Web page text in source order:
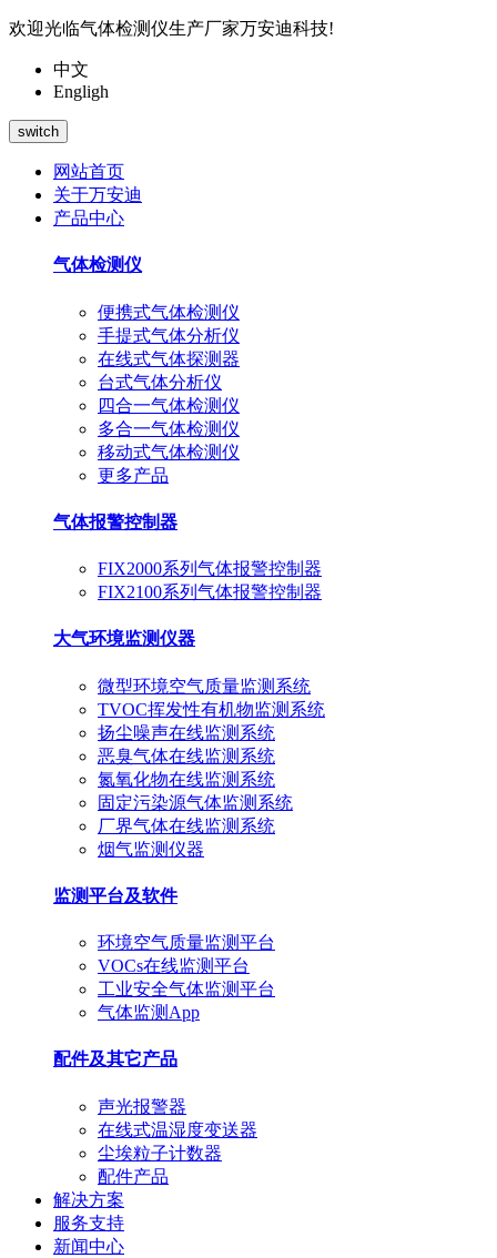
欢迎光临气体检测仪生产厂家万安迪科技!
中文
Engligh
switch
网站首页
关于万安迪
产品中心
气体检测仪
便携式气体检测仪
手提式气体分析仪
在线式气体探测器
台式气体分析仪
四合一气体检测仪
多合一气体检测仪
移动式气体检测仪
更多产品
气体报警控制器
FIX2000系列气体报警控制器
FIX2100系列气体报警控制器
大气环境监测仪器
微型环境空气质量监测系统
TVOC挥发性有机物监测系统
扬尘噪声在线监测系统
恶臭气体在线监测系统
氮氧化物在线监测系统
固定污染源气体监测系统
厂界气体在线监测系统
烟气监测仪器
监测平台及软件
环境空气质量监测平台
VOCs在线监测平台
工业安全气体监测平台
气体监测App
配件及其它产品
声光报警器
在线式温湿度变送器
尘埃粒子计数器
配件产品
解决方案
服务支持
新闻中心